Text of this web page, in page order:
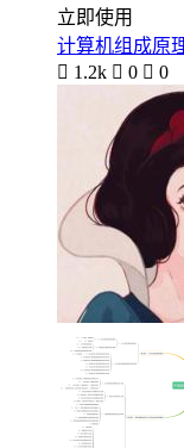
立即使用
计算机组成原
 1.2k  0  0